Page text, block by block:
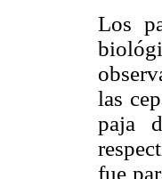
Los
las
paja
fue